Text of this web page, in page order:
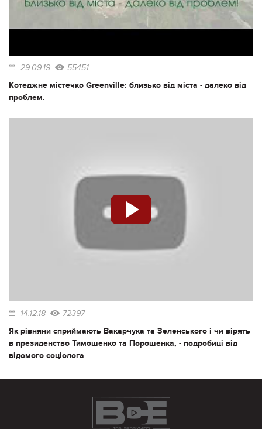
29.09.19 55451
Котеджне містечко Greenville: близько від міста - далеко від
проблем.
14.12.18 72397
Як рівняни сприймають Вакарчука та Зеленського і чи вірять
в президенство Тимошенко та Порошенка, - подробиці від
відомого соціолога